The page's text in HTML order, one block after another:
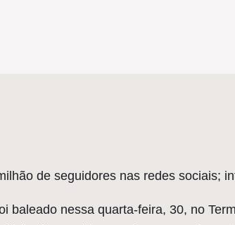
de seguidores nas redes sociais;
baleado nessa quarta-feira, 30, no